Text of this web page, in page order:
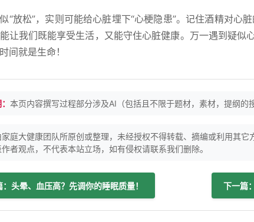
“放松”，实则可能给心脏埋下“心梗隐患”。记住酒精对心
让我们既能享受生活，又能守住心脏健康。万一遇到疑
间就是生命！
本页内容撰写过程部分涉及AI（包括且不限于题材，素材，提纲的
庭大健康团队所原创或整理，未经授权不得转载、摘编或利用其它
者观点，不代表本站立场，如有侵权请联系我们删除。
：头晕、血压高？先调你的睡眠质量！